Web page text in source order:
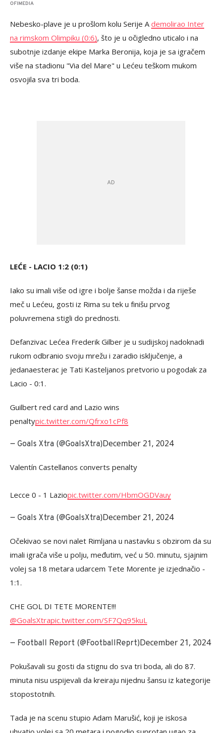
OFIMEDIA
Nebesko-plave je u prošlom kolu Serije Ademolirao Inter
na rimskom Olimpiku (0:6), što je u očigledno uticalo i na
subotnje izdanje ekipe Marka Beronija, koja je sa igračem
više na stadionu "Via del Mare" u Lećeu teškom mukom
osvojila sva tri boda.
LEĆE - LACIO 1:2 (0:1)
Iako su imali više od igre i bolje šanse možda i da riješe
meč u Lećeu, gosti iz Rima su tek u finišu prvog
poluvremena stigli do prednosti.
Defanzivac Lećea Frederik Gilber je u sudijskoj nadoknadi
rukom odbranio svoju mrežu i zaradio isključenje, a
jedanaesterac je Tati Kasteljanos pretvorio u pogodak za
Lacio - 0:1.
Guilbert red card and Lazio wins
penaltypic.twitter.com/Qfrxo1cPf8
— Goals Xtra (@GoalsXtra)December 21, 2024
Valentín Castellanos converts penalty
Lecce 0 - 1 Laziopic.twitter.com/HbmOGDVauy
— Goals Xtra (@GoalsXtra)December 21, 2024
Očekivao se novi nalet Rimljana u nastavku s obzirom da su
imali igrača više u polju, međutim, već u 50. minutu, sjajnim
volej sa 18 metara udarcem Tete Morente je izjednačio -
1:1.
CHE GOL DI TETE MORENTE!!!
@GoalsXtrapic.twitter.com/SF7Qq95kuL
— Football Report (@FootballReprt)December 21, 2024
Pokušavali su gosti da stignu do sva tri boda, ali do 87.
minuta nisu uspijevali da kreiraju nijednu šansu iz kategorije
stopostotnih.
Tada je na scenu stupio Adam Marušić, koji je iskosa